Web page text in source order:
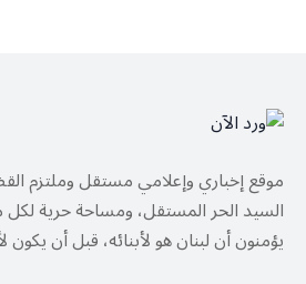
موقع إخباري وإعلامي مستقل وملتزم
السيد الحر المستقل، ومساحة حرية لكل
يؤمنون أن لبنان هو لأبنائه، قبل أن